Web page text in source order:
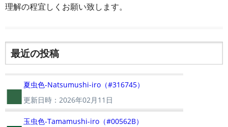
理解の程宜しくお願い致します。
最近の投稿
■ 夏虫色-Natsumushi-iro（#316745）
更新日時：2026年02月11日
玉虫色-Tamamushi-iro（#00562B）